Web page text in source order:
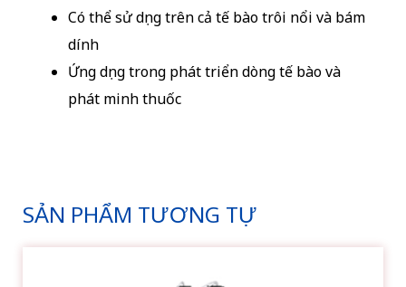
Có thể sử dụng trên cả tế bào trôi nổi và bám
dính
Ứng dụng trong phát triển dòng tế bào và
phát minh thuốc
SẢN PHẨM TƯƠNG TỰ